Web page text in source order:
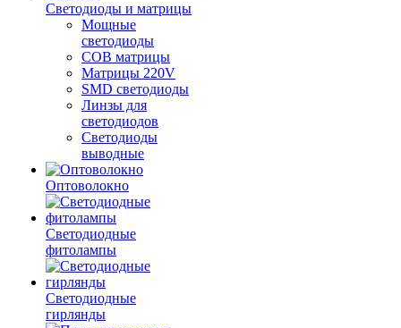
Светодиоды и матрицы
Мощные
светодиоды
COB матрицы
Матрицы 220V
SMD светодиоды
Линзы для
светодиодов
Светодиоды
выводные
Оптоволокно
Светодиодные
фитолампы
Светодиодные
гирлянды